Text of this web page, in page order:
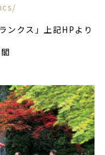
ンクス」上記HPより